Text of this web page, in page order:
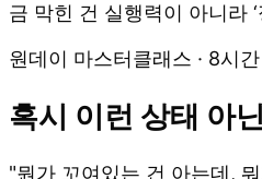
금 막힌 건 실행력이 아니라 ‘
원데이 마스터클래스 · 8시
혹시 이런 상태 아
"뭔가 꼬여있는 건 아는데,